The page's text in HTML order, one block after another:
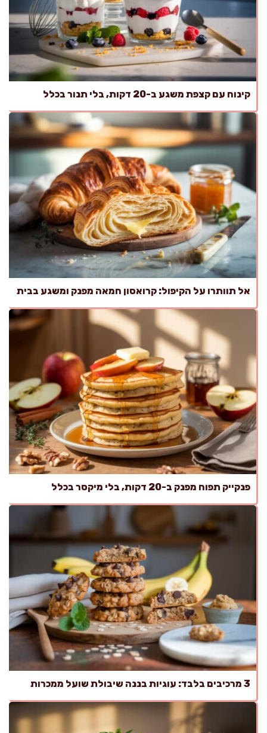
קינוח עם קצפת משגע ב-20 דקות, בלי תנור בכלל
אל תוותרו על הקיפול: קרואסון חמאה מפנק ומשגע בבית
פנקייק תפוח מפנק ב-20 דקות, בלי מיקסר בכלל
3 מרכיבים בלבד: עוגיות בננה שיבולת שועל ממכרות